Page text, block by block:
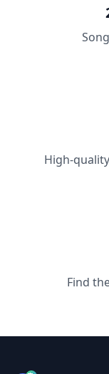
High-
Find